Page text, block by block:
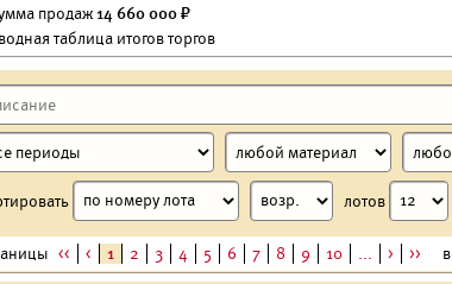
продаж14 660 000 ₽
таблица итогов торгов
лотов
<< < 1 2 3 4 5 6 7 8 9 10 ... > >>